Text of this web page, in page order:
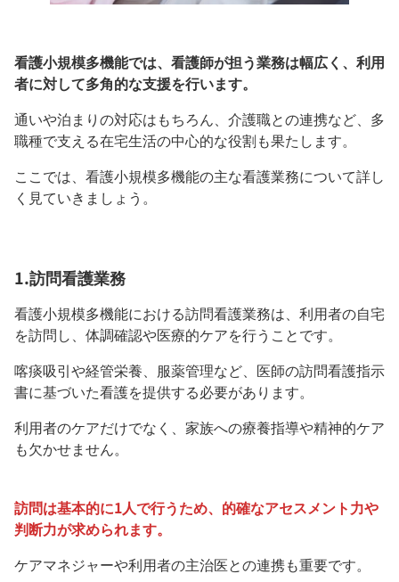
看護小規模多機能では、看護師が担う業務は幅広く、利用
者に対して多角的な支援を行います。
通いや泊まりの対応はもちろん、介護職との連携など、多
職種で支える在宅生活の中心的な役割も果たします。
ここでは、看護小規模多機能の主な看護業務について詳し
く見ていきましょう。
1.訪問看護業務
看護小規模多機能における訪問看護業務は、利用者の自宅
を訪問し、体調確認や医療的ケアを行うことです。
喀痰吸引や経管栄養、服薬管理など、医師の訪問看護指示
書に基づいた看護を提供する必要があります。
利用者のケアだけでなく、家族への療養指導や精神的ケア
も欠かせません。
訪問は基本的に1人で行うため、的確なアセスメント力や
判断力が求められます。
ケアマネジャーや利用者の主治医との連携も重要です。